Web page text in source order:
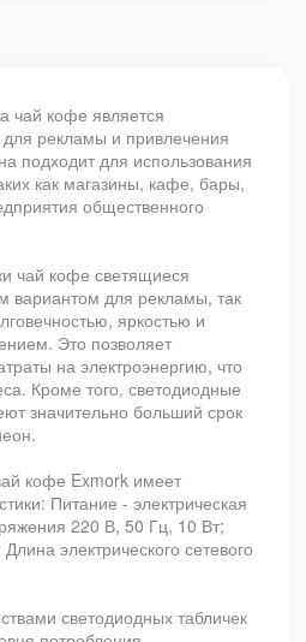
чай кофе является
рекламы и привлечения
подходит для использования
как магазины, кафе, бары,
общественного
чай кофе светящиеся
вариантом для рекламы, так
яркостью и
Это позволяет
на электроэнергию, что
Кроме того, светодиодные
значительно больший срок
кофе Exmork имеет
Питание - электрическая
220 В, 50 Гц, 10 Вт;
электрического сетевого
светодиодных табличек